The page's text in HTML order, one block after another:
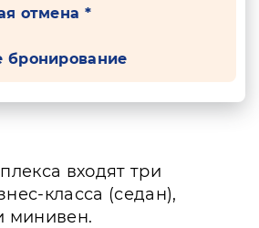
отмена *
бронирование
входят три
класса (седан),
минивен.